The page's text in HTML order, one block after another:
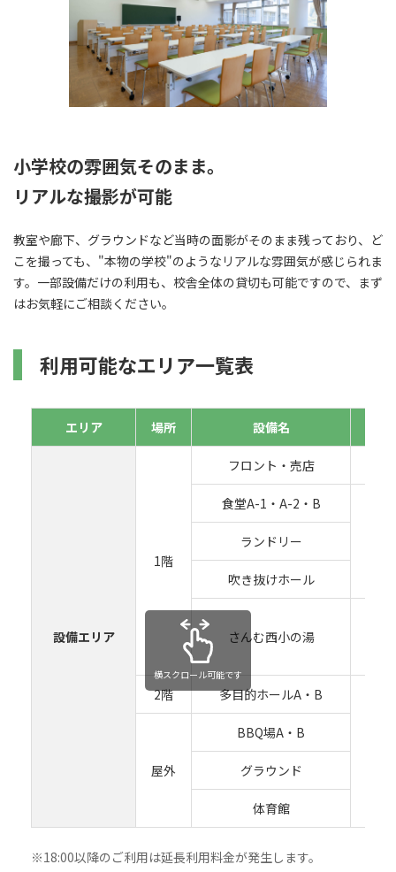
小学校の雰囲気そのまま。
リアルな撮影が可能
教室や廊下、グラウンドなど当時の面影がそのまま残っており、ど
こを撮っても、"本物の学校"のようなリアルな雰囲気が感じられま
す。 一部設備だけの利用も、校舎全体の貸切も可能ですので、まず
はお気軽にご相談ください。
利用可能なエリア一覧表
エリア 場所 設備名
設備エリア
1階
フロント・売店
食堂A-1・A-2・B
ランドリー
吹き抜けホール
さんむ西小の湯
2階 多目的ホールA・B
屋外
BBQ場A・B
グラウンド
体育館
※18:00以降のご利用は延⾧利用料金が発生します。
横スクロール可能です